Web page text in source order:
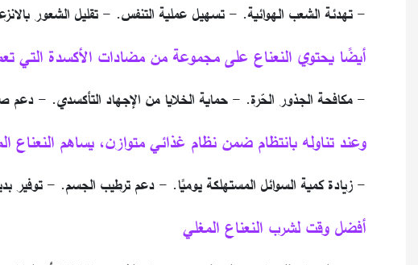
- تهدئة الشعب الهوائية. - تسهيل عملية التنفس. - تقليل الشعور
أيضًا يحتوي النعناع على مجموعة من مضادات الأكسدة التي
- مكافحة الجذور الحّرة. - حماية الخلايا من الإجهاد التأكسدي. -
وعند تناوله بانتظام ضمن نظام غذائي متوازن، يساهم النعناع
- زيادة كمية السوائل المستهلكة يوميًا. - دعم ترطيب الجسم. - توفير
أفضل وقت لشرب النعناع المغلي